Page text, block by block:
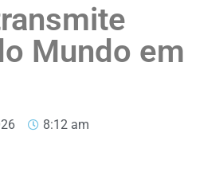
Mundo em
8:12 am